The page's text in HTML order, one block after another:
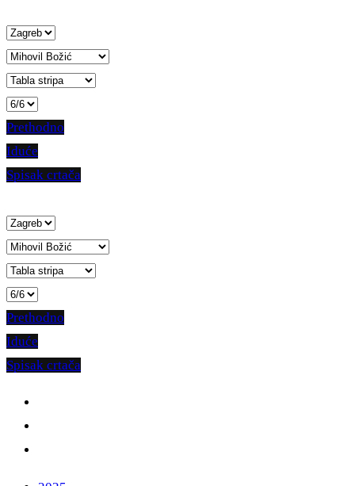
Prethodno
Iduće
Spisak crtača
Prethodno
Iduće
Spisak crtača